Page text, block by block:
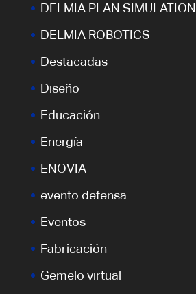
DELMIA PLAN SIMULATION
DELMIA ROBOTICS
Destacadas
Diseño
Educación
Energía
ENOVIA
evento defensa
Eventos
Fabricación
Gemelo virtual